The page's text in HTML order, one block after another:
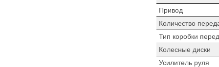
Привод
Количество
Тип коробки
Колесные диски
Усилитель руля